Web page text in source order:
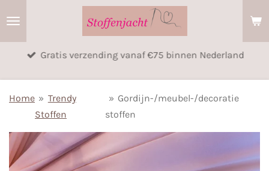
hoofdinhoud
Gratis verzending vanaf €75 binnen Nederland
Home » Trendy
Stoffen
» Gordijn-/meubel-/decoratie
stoffen